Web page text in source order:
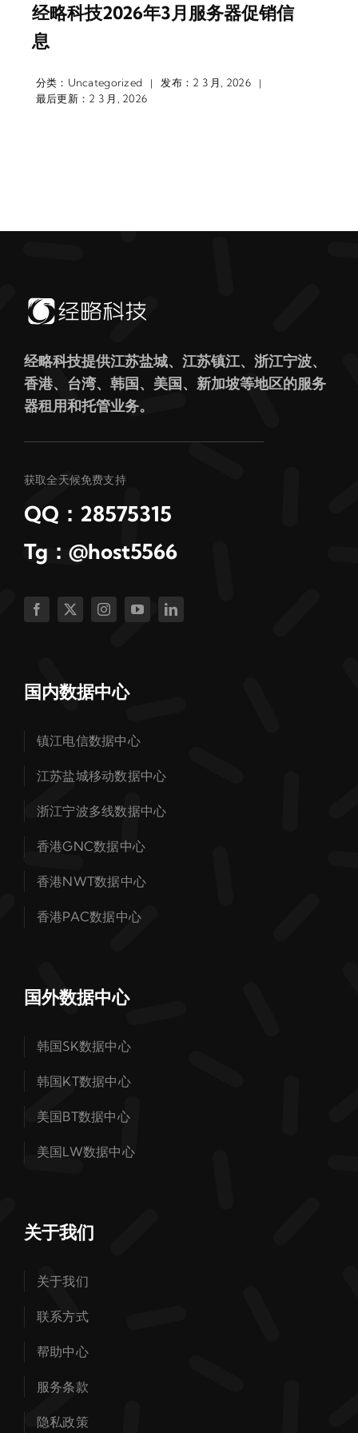
经略科技2026年3月服务器促销信
息
分类： Uncategorized | 发布：2 3 月, 2026
|
最后更新：2 3 月, 2026
经略科技提供江苏盐城、江苏镇江、浙江宁波、
香港、台湾、韩国、美国、新加坡等地区的服务
器租用和托管业务。
获取全天候免费支持
QQ：28575315
Tg：@host5566
国内数据中心
镇江电信数据中心
江苏盐城移动数据中心
浙江宁波多线数据中心
香港GNC数据中心
香港NWT数据中心
香港PAC数据中心
国外数据中心
韩国SK数据中心
韩国KT数据中心
美国BT数据中心
美国LW数据中心
关于我们
关于我们
联系方式
帮助中心
服务条款
隐私政策